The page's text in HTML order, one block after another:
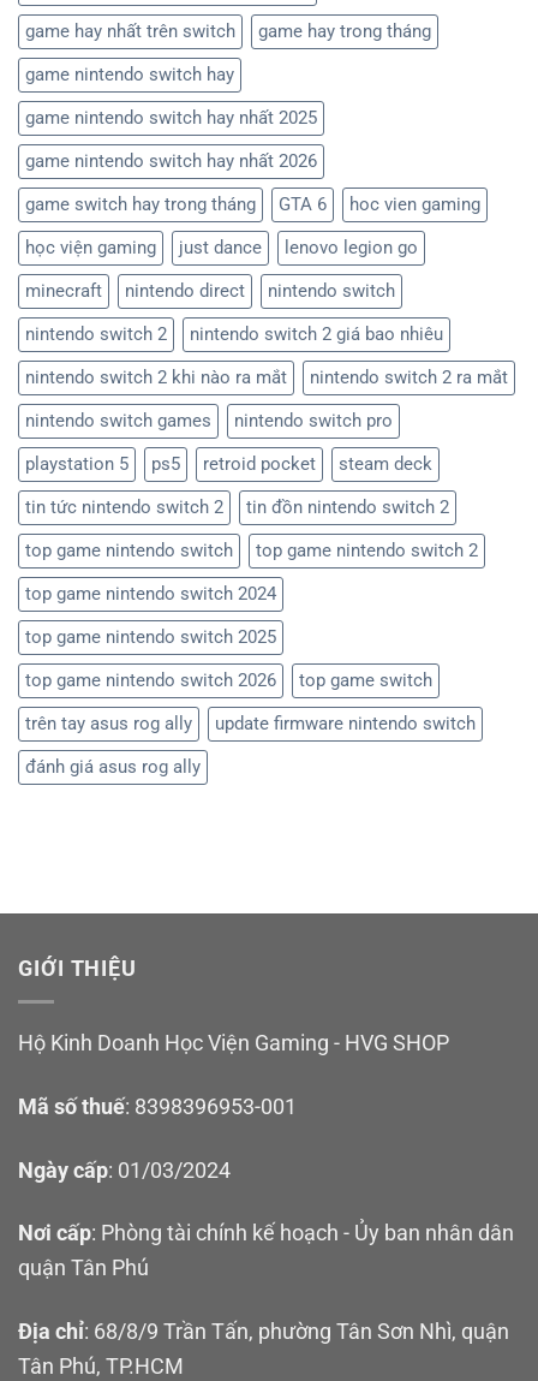
game hay nhất trên switch
game hay trong tháng
game nintendo switch hay
game nintendo switch hay nhất 2025
game nintendo switch hay nhất 2026
game switch hay trong tháng
GTA 6
hoc vien gaming
học viện gaming
just dance
lenovo legion go
minecraft
nintendo direct
nintendo switch
nintendo switch 2
nintendo switch 2 giá bao nhiêu
nintendo switch 2 khi nào ra mắt
nintendo switch 2 ra mắt
nintendo switch games
nintendo switch pro
playstation 5
ps5 retroid pocket
steam deck
tin tức nintendo switch 2
tin đồn nintendo switch 2
top game nintendo switch
top game nintendo switch 2
top game nintendo switch 2024
top game nintendo switch 2025
top game nintendo switch 2026
top game switch
trên tay asus rog ally
update firmware nintendo switch
đánh giá asus rog ally
GIỚI THIỆU
Hộ Kinh Doanh Học Viện Gaming - HVG SHOP
Mã số thuế: 8398396953-001
Ngày cấp: 01/03/2024
Nơi cấp: Phòng tài chính kế hoạch - Ủy ban nhân dân
quận Tân Phú
Địa chỉ: 68/8/9 Trần Tấn, phường Tân Sơn Nhì, quận
Tân Phú, TP.HCM